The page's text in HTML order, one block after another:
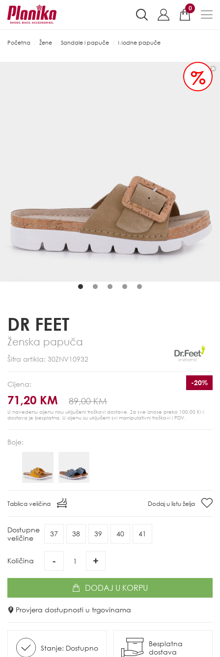
0
Početna Žene Sandale i papuče Modne papuče
%
DR FEET
Ženska papuča
Šifra artikla: 30ZNV10932
Cijena:
71,20 KM 89,00 KM
-20%
U navedenu cijenu nisu uključeni troškovi dostave. Za sve iznose preko 100,00 KM
dostava je besplatna. U cijenu su uključeni svi manipulativni troškovi i PDV.
Boje:
Tablica veličina Dodaj u listu želja
Dostupne
veličine
37 38 39 40 41
Količina - +
DODAJ U KORPU
Provjera dostupnosti u trgovinama
Stanje: Dostupno
Besplatna
dostava